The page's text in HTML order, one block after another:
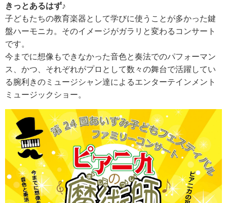
きっとあるはず♪
子どもたちの教育楽器として学びに使うことが多かった鍵
盤ハーモニカ。そのイメージがガラリと変わるコンサート
です。
今までに想像もできなかった音色と奏法でのパフォーマン
ス、かつ、それぞれがプロとして数々の舞台で活躍してい
る腕利きのミュージシャン達によるエンターテインメント
ミュージックショー。